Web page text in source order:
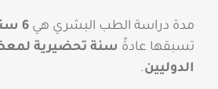
مدة دراسة الطب البشري هي 6 سنوات أكاديمية
تسبقها عادةً سنة تحضيرية
الدوليين.